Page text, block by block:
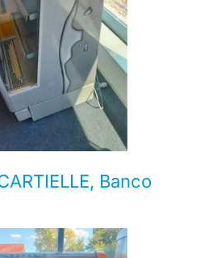
Banco